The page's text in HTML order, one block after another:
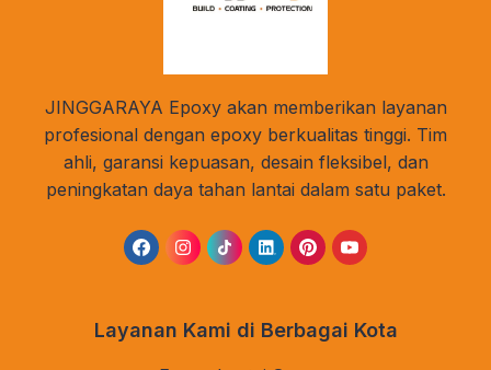
JINGGARAYA Epoxy akan memberikan layanan
profesional dengan epoxy berkualitas tinggi. Tim
ahli, garansi kepuasan, desain fleksibel, dan
peningkatan daya tahan lantai dalam satu paket.
Layanan Kami di Berbagai Kota